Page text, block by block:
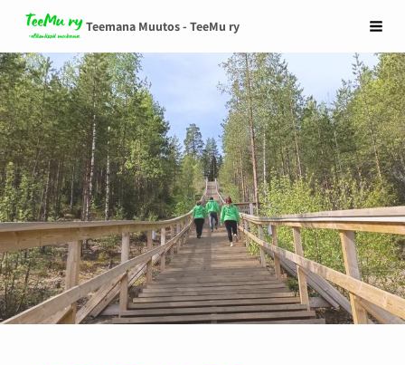
Siirry
sivun
sisältöön
Teemana Muutos - TeeMu ry